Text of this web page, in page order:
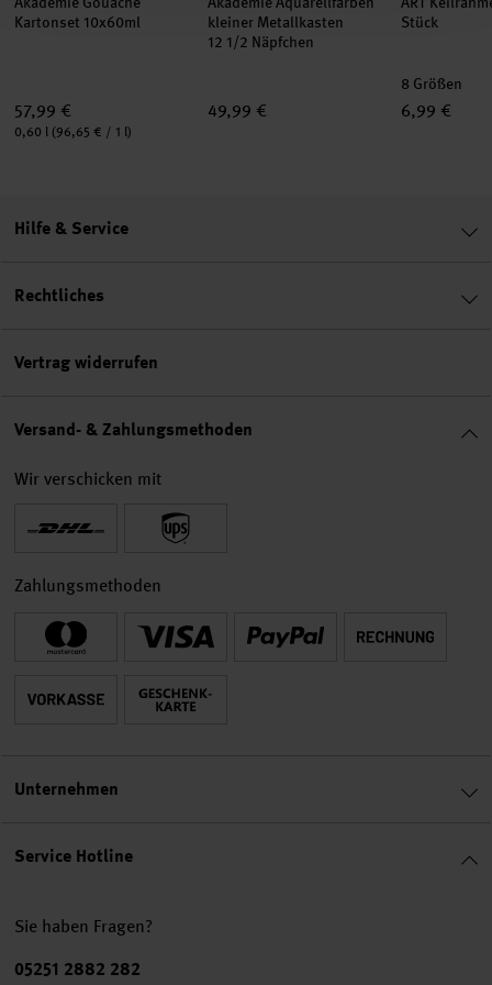
Kartonset 10x60ml
57,99 €
Inhalt:
0,60 l (96,65 € / 1 l)
kleiner Metallkasten
12 1/2 Näpfchen
49,99 €
Stück
8 Größen
6,99 €
Service Hotline
Sie haben Fragen?
Telefonnummer
05251 2882 282
Hilfe & Service
Rechtliches
Vertrag widerrufen
Versand- & Zahlungsmethoden
Wir verschicken mit
Zahlungsmethoden
Unternehmen